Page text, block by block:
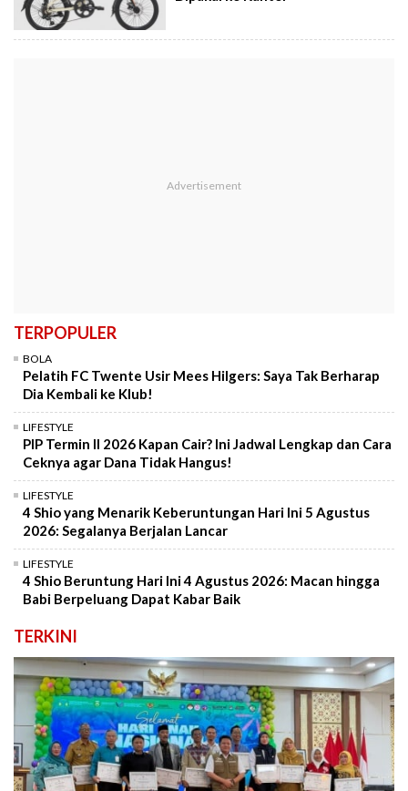
TERPOPULER
BOLA
Pelatih FC Twente Usir Mees Hilgers: Saya Tak Berharap
Dia Kembali ke Klub!
LIFESTYLE
PIP Termin II 2026 Kapan Cair? Ini Jadwal Lengkap dan Cara
Ceknya agar Dana Tidak Hangus!
LIFESTYLE
4 Shio yang Menarik Keberuntungan Hari Ini 5 Agustus
2026: Segalanya Berjalan Lancar
LIFESTYLE
4 Shio Beruntung Hari Ini 4 Agustus 2026: Macan hingga
Babi Berpeluang Dapat Kabar Baik
TERKINI